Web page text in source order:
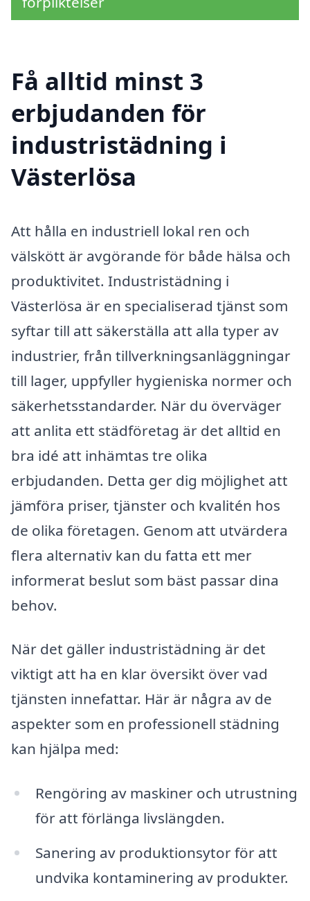
Få alltid minst 3
erbjudanden för
industristädning i
Västerlösa
Att hålla en industriell lokal ren och
välskött är avgörande för både hälsa och
produktivitet. Industristädning i
Västerlösa är en specialiserad tjänst som
syftar till att säkerställa att alla typer av
industrier, från tillverkningsanläggningar
till lager, uppfyller hygieniska normer och
säkerhetsstandarder. När du överväger
att anlita ett städföretag är det alltid en
bra idé att inhämtas tre olika
erbjudanden. Detta ger dig möjlighet att
jämföra priser, tjänster och kvalitén hos
de olika företagen. Genom att utvärdera
flera alternativ kan du fatta ett mer
informerat beslut som bäst passar dina
behov.
När det gäller industristädning är det
viktigt att ha en klar översikt över vad
tjänsten innefattar. Här är några av de
aspekter som en professionell städning
kan hjälpa med:
Rengöring av maskiner och utrustning
för att förlänga livslängden.
Sanering av produktionsytor för att
undvika kontaminering av produkter.